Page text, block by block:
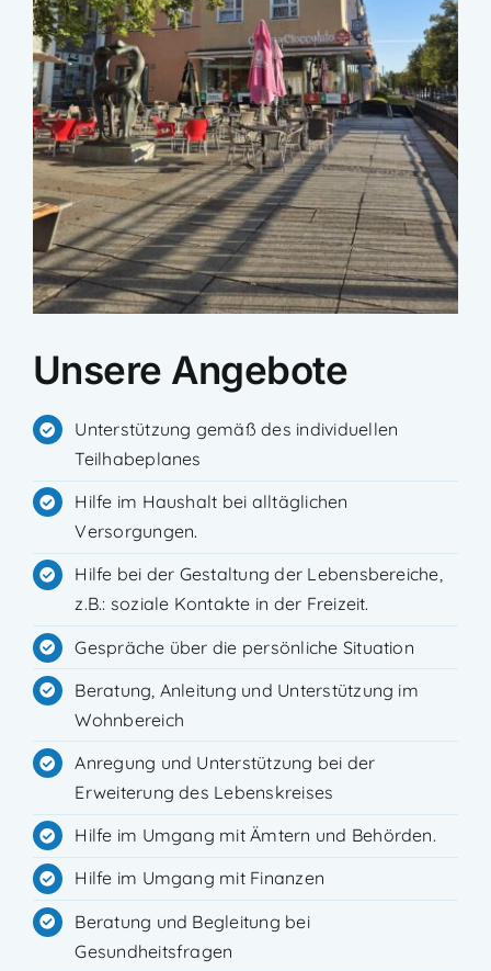
Unsere Angebote
Unterstützung gemäß des individuellen
Teilhabeplanes
Hilfe im Haushalt bei alltäglichen
Versorgungen.
Hilfe bei der Gestaltung der Lebensbereiche,
z.B.: soziale Kontakte in der Freizeit.
Gespräche über die persönliche Situation
Beratung, Anleitung und Unterstützung im
Wohnbereich
Anregung und Unterstützung bei der
Erweiterung des Lebenskreises
Hilfe im Umgang mit Ämtern und Behörden.
Hilfe im Umgang mit Finanzen
Beratung und Begleitung bei
Gesundheitsfragen